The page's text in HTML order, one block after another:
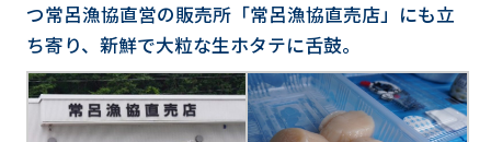
つ常呂漁協直営の販売所「常呂漁協直売店」にも立
ち寄り、新鮮で大粒な生ホタテに舌鼓。